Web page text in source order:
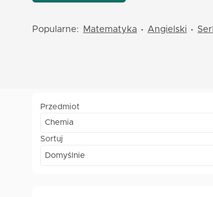
Popularne: Matematyka • Angielski •
Przedmiot
Chemia
Sortuj
Domyślnie